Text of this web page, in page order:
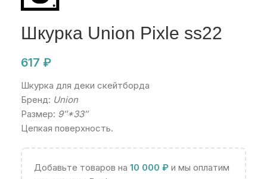
Шкурка Union Pixle ss22
617 ₽
Шкурка для деки скейтборда
Бренд: Union
Размер: 9″*33″
Цепкая поверхность.
Добавьте товаров на 10 000 ₽ и мы оплатим